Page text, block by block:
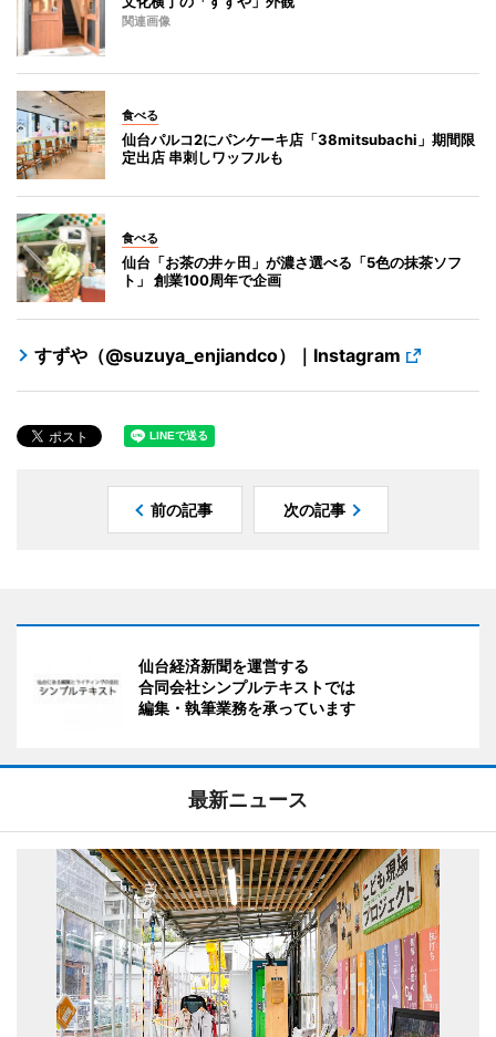
関連画像
食べる
仙台パルコ2にパンケーキ店「38mitsubachi」期間限
定出店 串刺しワッフルも
食べる
仙台「お茶の井ヶ田」が濃さ選べる「5色の抹茶ソフ
ト」 創業100周年で企画
すずや（@suzuya_enjiandco）｜Instagram
前の記事 次の記事
仙台経済新聞を運営する
合同会社シンプルテキストでは
編集・執筆業務を承っています
最新ニュース